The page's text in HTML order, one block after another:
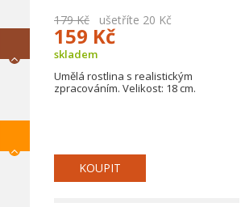
179 Kč ušetříte 20 Kč
159 Kč
skladem
Umělá rostlina s realistickým
zpracováním. Velikost: 18 cm.
KOUPIT